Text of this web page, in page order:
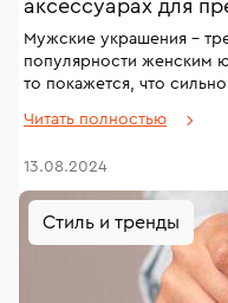
аксессуарах для
пола
Мужские украшения –
популярности женским
то покажется, что
портреты правителей
украшенные
какие виды мужских
украшения для мужчин
– разбираемся!
Читать полностью
13.08.2024
Стиль и тренды